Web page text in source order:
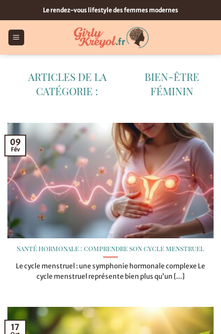
au
contenu
Le rendez-vous lifestyle des femmes modernes
BIEN-ÊTRE
FÉMININ
Santé hormonale : comprendre son cycle menstruel
Le cycle menstruel : une symphonie hormonale complexe Le
cycle menstruel représente bien plus qu’un [...]
09
Fév
17